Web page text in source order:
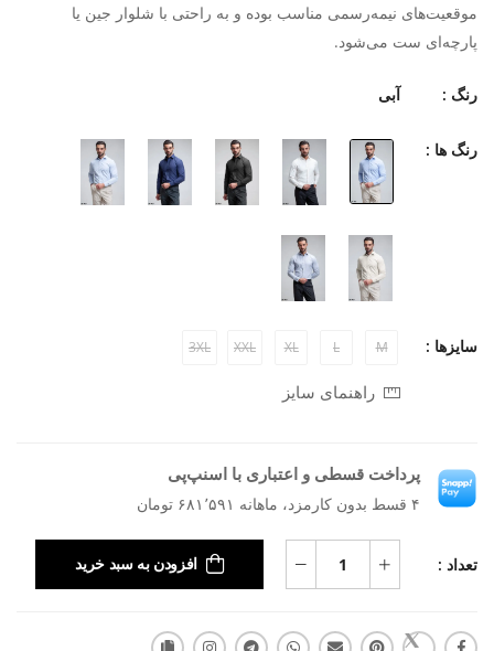
موقعیت‌های نیمه‌رسمی مناسب بوده و به راحتی با شلوار جین یا
پارچه‌ای ست می‌شود.
رنگ : آبی
رنگ ها :
سایزها : M
L
XL
XXL
3XL
راهنمای سایز
پرداخت قسطی و اعتباری با اسنپ‌پی
۴ قسط بدون کارمزد، ماهانه ۶۸۱٬۵۹۱ تومان
تعداد : افزودن به سبد خرید